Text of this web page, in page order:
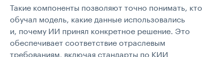
Такие компоненты позволяют точно понимать, кто
обучал модель, какие данные использовались
и, почему ИИ принял конкретное решение. Это
обеспечивает соответствие отраслевым
требованиям, включая стандарты по КИИ